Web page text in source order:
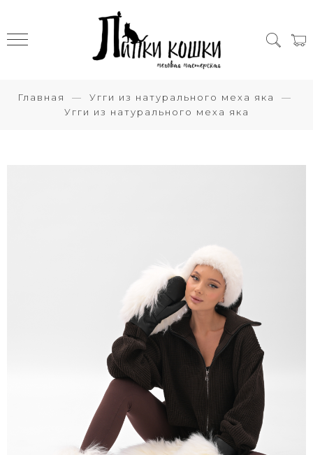
Главная
Угги из натурального меха яка
Угги из натурального меха яка